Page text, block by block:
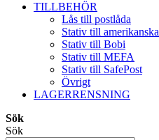
TILLBEHÖR
Lås till postlåda
Stativ till amerikanska
Stativ till Bobi
Stativ till MEFA
Stativ till SafePost
Övrigt
LAGERRENSNING
Sök
Sök